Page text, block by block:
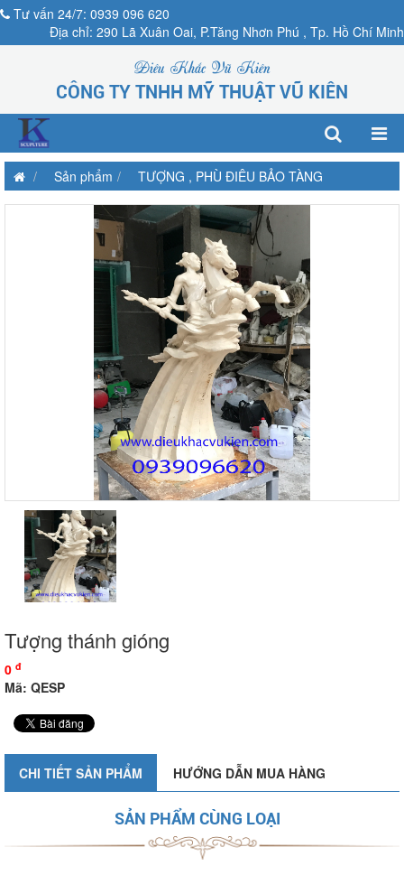
Tư vấn 24/7: 0939 096 620
Địa chỉ: 290 Lã Xuân Oai, P.Tăng Nhơn Phú , Tp. Hồ Chí Minh
Điêu Khắc Vũ Kiên
CÔNG TY TNHH MỸ THUẬT VŨ KIÊN
Sản phẩm TƯỢNG , PHÙ ĐIÊU BẢO TÀNG
Tượng thánh gióng
0 đ
Mã: QESP
CHI TIẾT SẢN PHẨM HƯỚNG DẪN MUA HÀNG
SẢN PHẨM CÙNG LOẠI